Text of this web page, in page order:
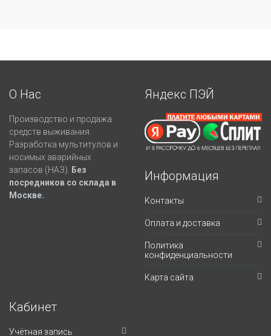
О Нас
Производство и продажа
средств выживания.
Разработка мультитулов и
носимых аварийных
запасов (НАЗ).
Без
посредников со склада в
Москве.
Яндекс ПЭЙ
Информация
Контакты
Оплата и доставка
Политика
конфиденциальности
Карта сайта
Кабинет
Учётная запись